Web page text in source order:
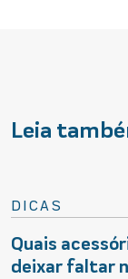
Leia
DICAS
Quais
deixar faltar